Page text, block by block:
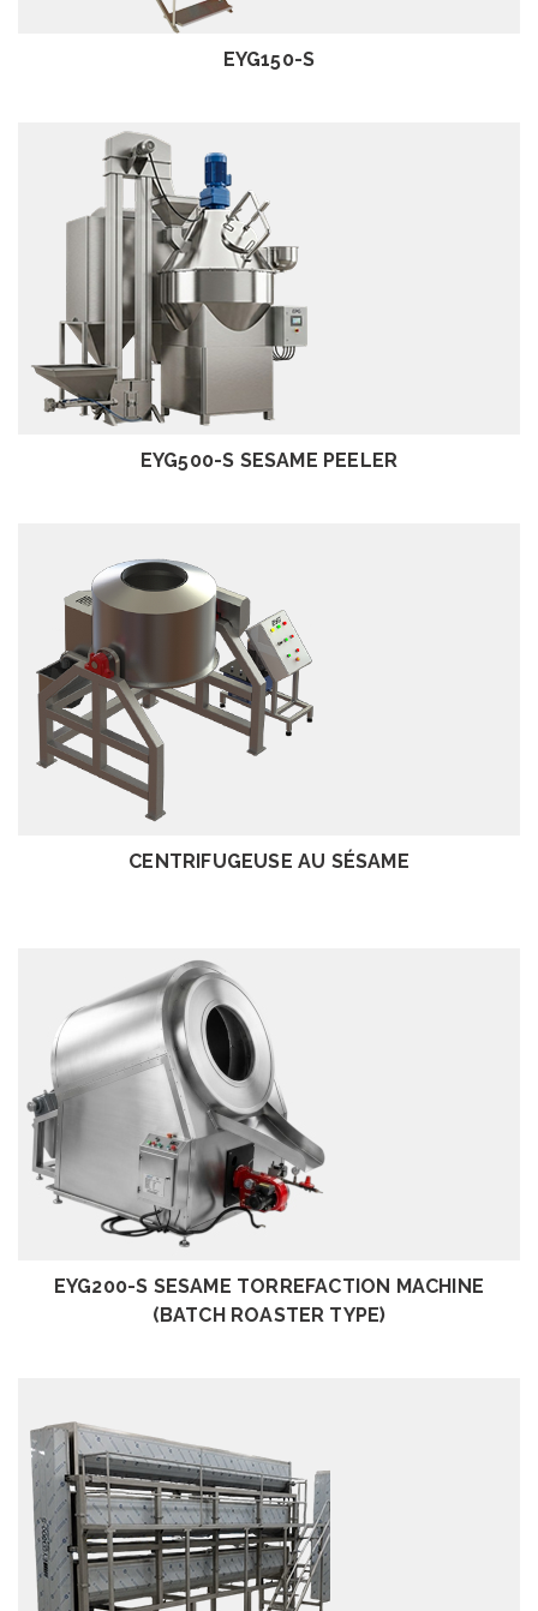
EYG150-S
EYG500-S SESAME PEELER
CENTRIFUGEUSE AU SÉSAME
EXAMEN
EYG200-S SESAME TORREFACTION MACHINE
(BATCH ROASTER TYPE)